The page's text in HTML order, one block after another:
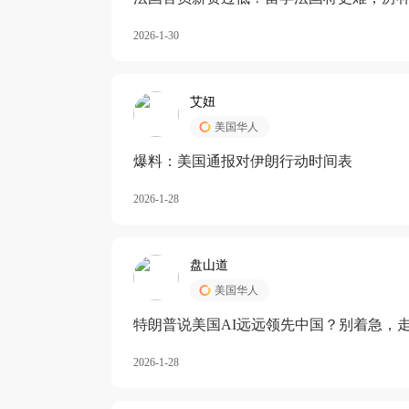
2026-1-30
艾妞
美国华人
爆料：美国通报对伊朗行动时间表
2026-1-28
盘山道
美国华人
特朗普说美国AI远远领先中国？别着急，
2026-1-28